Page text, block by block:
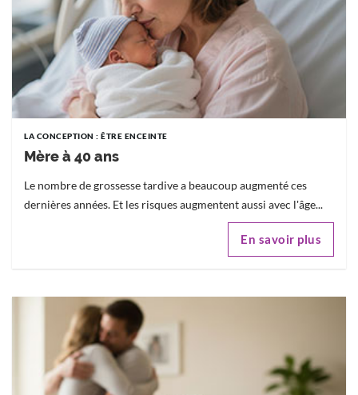
LA CONCEPTION : ÊTRE ENCEINTE
Mère à 40 ans
Le nombre de grossesse tardive a beaucoup augmenté ces
dernières années. Et les risques augmentent aussi avec l'âge...
En savoir plus